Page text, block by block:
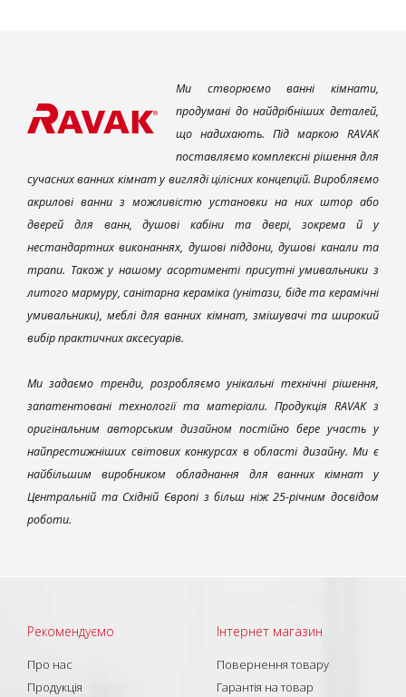
Ми створюємо ванні кімнати,
продумані до найдрібніших деталей,
що надихають. Під маркою RAVAK
поставляємо комплексні рішення для
сучасних ванних кімнат у вигляді цілісних концепцій. Виробляємо
акрилові ванни з можливістю установки на них штор або
дверей для ванн, душові кабіни та двері, зокрема й у
нестандартних виконаннях, душові піддони, душові канали та
трапи. Також у нашому асортименті присутні умивальники з
литого мармуру, санітарна кераміка (унітази, біде та керамічні
умивальники), меблі для ванних кімнат, змішувачі та широкий
вибір практичних аксесуарів.
Ми задаємо тренди, розробляємо унікальні технічні рішення,
запатентовані технології та матеріали. Продукція RAVAK з
оригінальним авторським дизайном постійно бере участь у
найпрестижніших світових конкурсах в області дизайну. Ми є
найбільшим виробником обладнання для ванних кімнат у
Центральній та Східній Європі з більш ніж 25-річним досвідом
роботи.
Рекомендуємо
Про нас
Продукція
Інтернет магазин
Повернення товару
Гарантія на товар